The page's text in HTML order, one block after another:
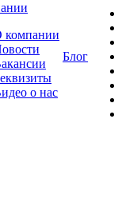
компании
о нас
Блог